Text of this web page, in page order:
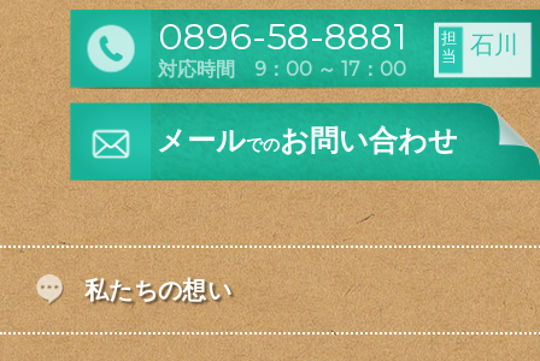
0896-58-8881
対応時間 9：00 ～ 17：00
担
当
石川
メールでのお問い合わせ
私たちの想い